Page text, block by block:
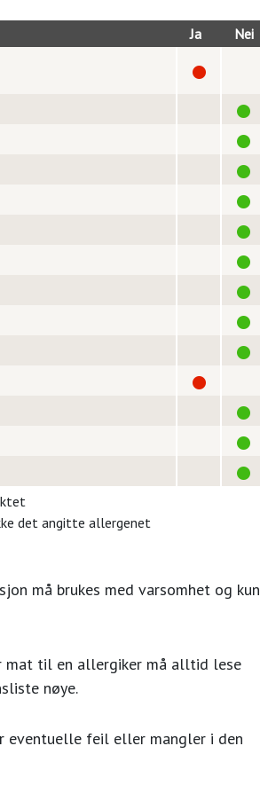
Ja
Nei
det angitte allergenet
må brukes med varsomhet og kun
mat til en allergiker må alltid lese
nøye.
eventuelle feil eller mangler i den